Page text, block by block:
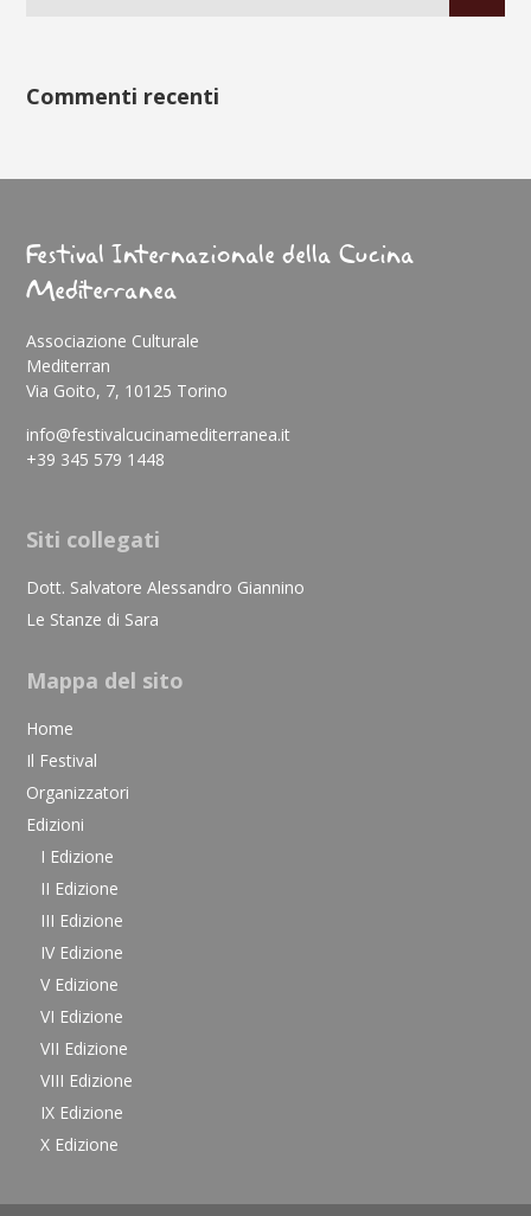
Commenti recenti
Festival Internazionale della Cucina
Mediterranea
Associazione Culturale
Mediterran
Via Goito, 7, 10125 Torino
info@festivalcucinamediterranea.it
+39 345 579 1448
Siti collegati
Dott. Salvatore Alessandro Giannino
Le Stanze di Sara
Mappa del sito
Home
Il Festival
Organizzatori
Edizioni
I Edizione
II Edizione
III Edizione
IV Edizione
V Edizione
VI Edizione
VII Edizione
VIII Edizione
IX Edizione
X Edizione